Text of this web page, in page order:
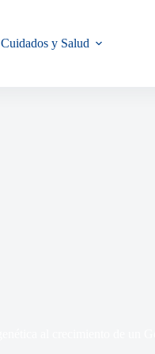
Cuidados y Salud